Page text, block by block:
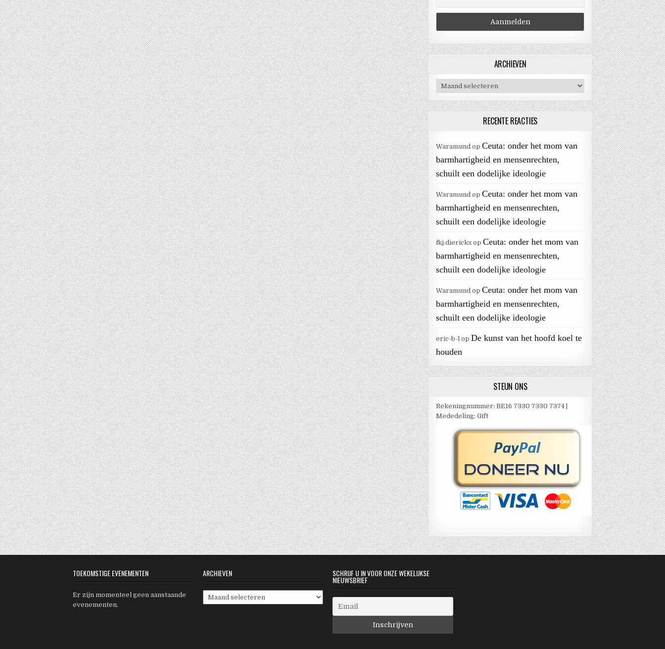
ARCHIEVEN
Archieven
RECENTE REACTIES
Waramund opCeuta: onder het mom van
barmhartigheid en mensenrechten,
schuilt een dodelijke ideologie
Waramund opCeuta: onder het mom van
barmhartigheid en mensenrechten,
schuilt een dodelijke ideologie
fkj.dierickxopCeuta: onder het mom van
barmhartigheid en mensenrechten,
schuilt een dodelijke ideologie
Waramund opCeuta: onder het mom van
barmhartigheid en mensenrechten,
schuilt een dodelijke ideologie
eric-b-l opDe kunst van het hoofd koel te
houden
STEUN ONS
Rekeningnummer: BE16 7330 7330 7374 |
Mededeling: Gift
TOEKOMSTIGE EVENEMENTEN
Er zijn momenteel geen aanstaande
evenementen.
ARCHIEVEN
Archieven
SCHRIJF U IN VOOR ONZE WEKELIJKSE
NIEUWSBRIEF